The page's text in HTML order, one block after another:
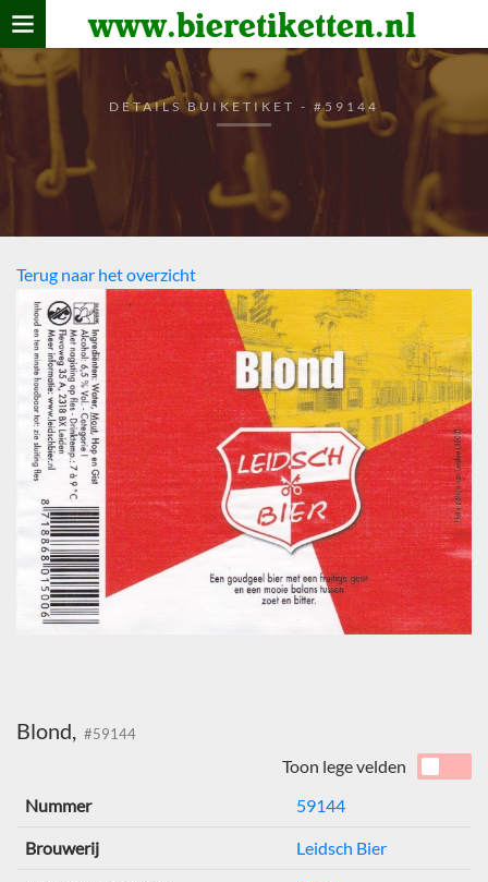
www.bieretiketten.nl
Home
verzamelen
De bierkaart
Bezoekers
DETAILS BUIKETIKET - #59144
Terug naar het overzicht
Blond, #59144
Toon lege velden
Nummer
59144
Brouwerij Leidsch Bier